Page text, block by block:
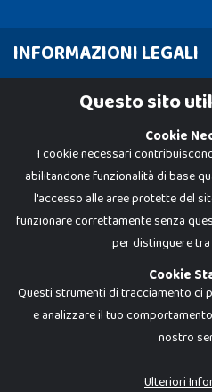
INFORMAZIONI LEGALI
Cookie Policy
Dadi e Mattoncini è un brand di
I prezzi e le promozioni pubblicate
Questo sito
Cookie
I cookie necessari
abilitandone funzionalità di base
l'accesso alle aree protette del
funzionare correttamente senza
per distinguere
Cookie
Questi strumenti di tracciamento ci
e analizzare il tuo
nostro
Ulteriori